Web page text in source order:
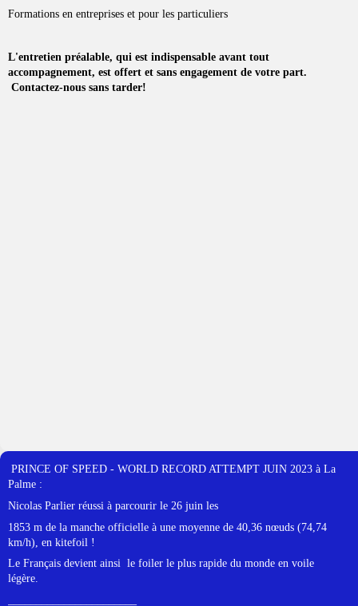
Formations en entreprises et pour les particuliers
L'entretien préalable, qui est indispensable avant tout
accompagnement, est offert et sans engagement de votre part.
Contactez-nous sans tarder!
PRINCE OF SPEED - WORLD RECORD ATTEMPT JUIN 2023 à La
Palme :
Nicolas Parlier réussi à parcourir le 26 juin les
1853 m de la manche officielle à une moyenne de 40,36 nœuds (74,74
km/h), en kitefoil !
Le Français devient ainsi le foiler le plus rapide du monde en voile
légère.